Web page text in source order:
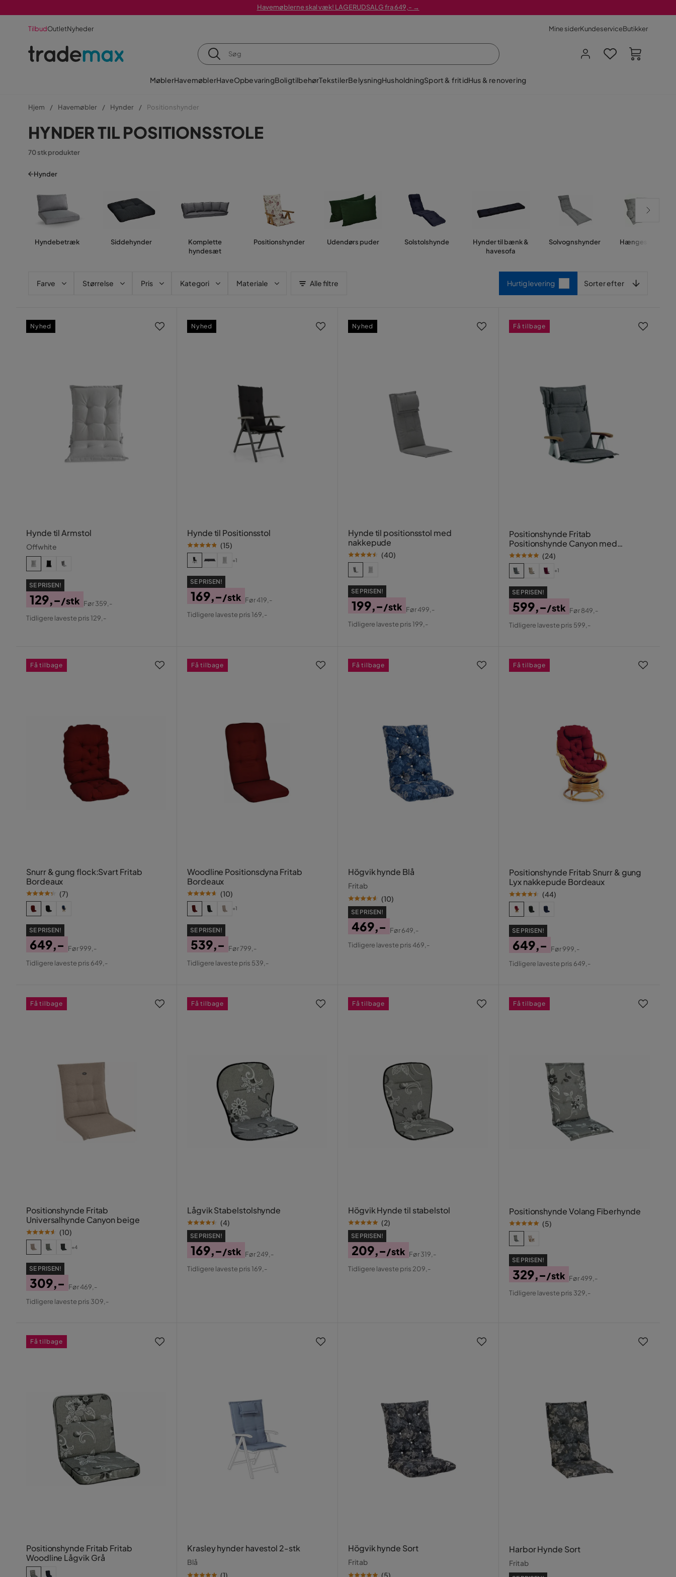
Havemøblerne skal væk! LAGERUDSALG fra 649,- →
TilbudOutletNyheder Mine siderKundeserviceButikker
MøblerHavemøblerHaveOpbevaringBoligtilbehørTekstilerBelysningHusholdningSport & fritidHus & renovering
Hjem Havemøbler Hynder Positionshynder
HYNDER TIL POSITIONSSTOLE
70 stk produkter
Hynder
Hyndebetræk Siddehynder
Komplette
hyndesæt
Positionshynder Udendørs puder Solstolshynde
Hynder til bænk &
havesofa
Solvognshynder
Farve Størrelse Pris Kategori Materiale Alle filtre Hurtig levering Sorter efter
Hynde til Armstol
Offwhite
SE PRISEN!
Pris
129,-/stk
Original
Før359,-
Tidligere laveste pris 129,-
Nyhed
Hynde til Positionsstol
(15)
+1
SE PRISEN!
Pris
169,-/stk
Original
Før419,-
Tidligere laveste pris 169,-
Nyhed
Hynde til positionsstol med
nakkepude
(40)
SE PRISEN!
Pris
199,-/stk
Original
Før499,-
Tidligere laveste pris 199,-
Nyhed
Positionshynde Fritab
Positionshynde Canyon med
nakkepude Grå
(24)
+1
SE PRISEN!
Pris
599,-/stk
Original
Før849,-
Tidligere laveste pris 599,-
Få tilbage
Snurr & gung flock:Svart Fritab
Bordeaux
(7)
SE PRISEN!
Pris
649,-
Original
Før999,-
Tidligere laveste pris 649,-
Få tilbage
Woodline Positionsdyna Fritab
Bordeaux
(10)
+1
SE PRISEN!
Pris
539,-
Original
Før799,-
Tidligere laveste pris 539,-
Få tilbage
Högvik hynde Blå
Fritab
(10)
SE PRISEN!
Pris
469,-
Original
Før649,-
Tidligere laveste pris 469,-
Få tilbage
Positionshynde Fritab Snurr & gung
Lyx nakkepude Bordeaux
(44)
SE PRISEN!
Pris
649,-
Original
Før999,-
Tidligere laveste pris 649,-
Få tilbage
Positionshynde Fritab
Universalhynde Canyon beige
(10)
+4
SE PRISEN!
Pris
309,-
Original
Før469,-
Tidligere laveste pris 309,-
Få tilbage
Lågvik Stabelstolshynde
(4)
SE PRISEN!
Pris
169,-/stk
Original
Før249,-
Tidligere laveste pris 169,-
Få tilbage
Högvik Hynde til stabelstol
(2)
SE PRISEN!
Pris
209,-/stk
Original
Før319,-
Tidligere laveste pris 209,-
Få tilbage
Positionshynde Volang Fiberhynde
(5)
SE PRISEN!
Pris
329,-/stk
Original
Før499,-
Tidligere laveste pris 329,-
Få tilbage
Positionshynde Fritab Fritab
Woodline Lågvik Grå
Få tilbage
Krasley hynder havestol 2-stk
Blå
(1)
Högvik hynde Sort
Fritab
(5)
Harbor Hynde Sort
Fritab